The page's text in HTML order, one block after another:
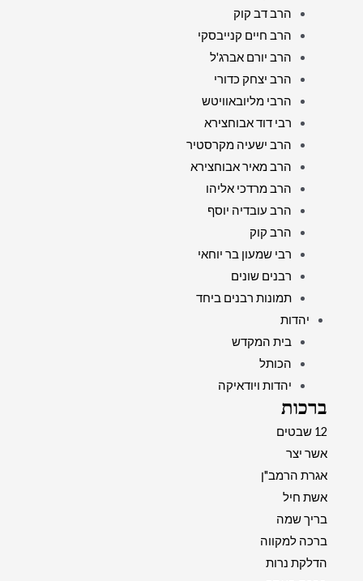
הרב דב קוק
הרב חיים קנייבסקי
הרב יורם אברג'ל
הרב יצחק כדורי
הרבי מליובאוויטש
רבי דוד אבוחצירא
הרב ישעיה מקרסטיר
הרב מאיר אבוחצירא
הרב מרדכי אליהו
הרב עובדיה יוסף
הרב קוק
רבי שמעון בר יוחאי
רבנים שונים
תמונות רבנים ביחד
יהדות
בית המקדש
הכותל
יהדות ויודאיקה
ברכות
12 שבטים
אשר יצר
אגרת הרמב"ן
אשת חיל
בריך שמה
ברכה למקווה
הדלקת נרות